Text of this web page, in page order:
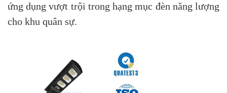
ứng dụng vượt trội trong hạng mục đèn năng lượng
cho khu quân sự.